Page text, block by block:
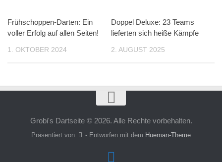
Frühschoppen-Darten: Ein
voller Erfolg auf allen Seiten!
1. OKTOBER 2024
Doppel Deluxe: 23 Teams
lieferten sich heiße Kämpfe
2. AUGUST 2025
Grobi's Dartseite © 2026. Alle Rechte vorbehalten.
Präsentiert von - Entworfen mit dem Hueman-Theme